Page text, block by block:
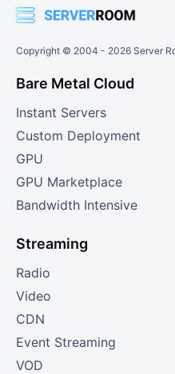
Copyright © 2004 - 2026 Server
Bare Metal Cloud
Instant Servers
Custom Deployment
GPU
GPU Marketplace
Bandwidth Intensive
Streaming
Radio
Video
CDN
Event Streaming
VOD